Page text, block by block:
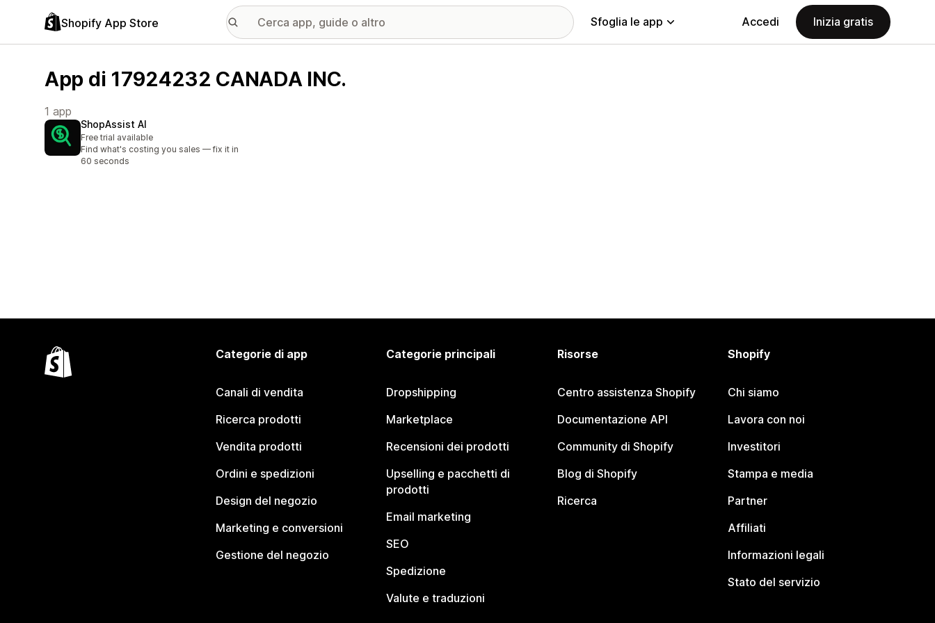
Shopify App Store Sfoglia le app Accedi Inizia gratis
App di 17924232 CANADA INC.
1 app
ShopAssist AI
Free trial available
Find what's costing you sales — fix it in
60 seconds
Categorie di app
Canali di vendita
Ricerca prodotti
Vendita prodotti
Ordini e spedizioni
Design del negozio
Marketing e conversioni
Gestione del negozio
Categorie principali
Dropshipping
Marketplace
Recensioni dei prodotti
Upselling e pacchetti di
prodotti
Email marketing
SEO
Spedizione
Valute e traduzioni
Risorse
Centro assistenza Shopify
Documentazione API
Community di Shopify
Blog di Shopify
Ricerca
Shopify
Chi siamo
Lavora con noi
Investitori
Stampa e media
Partner
Affiliati
Informazioni legali
Stato del servizio